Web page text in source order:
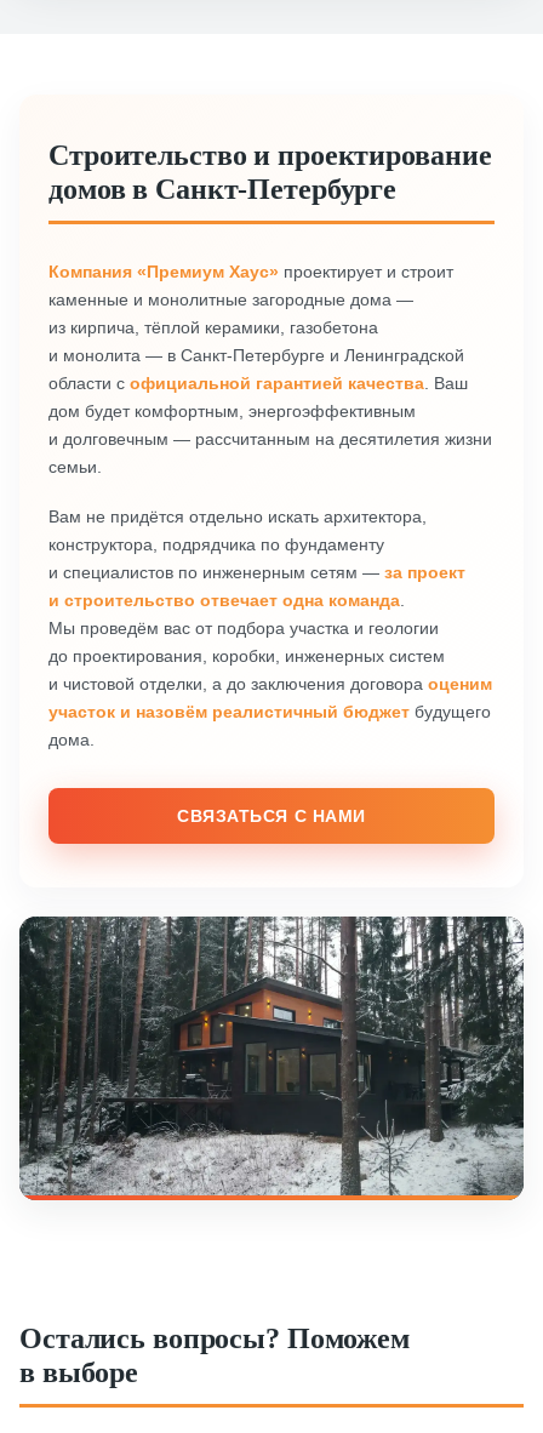
Строительство и проектирование
домов в Санкт‑Петербурге
Компания «Премиум Хаус» проектирует и строит
каменные и монолитные загородные дома —
из кирпича, тёплой керамики, газобетона
и монолита — в Санкт‑Петербурге и Ленинградской
области с официальной гарантией качества . Ваш
дом будет комфортным, энергоэффективным
и долговечным — рассчитанным на десятилетия жизни
семьи.
Вам не придётся отдельно искать архитектора,
конструктора, подрядчика по фундаменту
и специалистов по инженерным сетям — за проект
и строительство отвечает одна команда
Мы проведём вас от подбора участка и геологии
до проектирования, коробки, инженерных систем
и чистовой отделки, а до заключения договора оценим
участок и назовём реалистичный бюджет будущего
дома.
СВЯЗАТЬСЯ С НАМИ
Остались вопросы? Поможем
в выборе